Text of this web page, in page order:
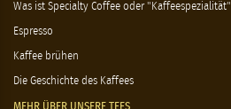
Was ist Specialty Coffee oder "Kaffeespezialität"
Espresso
Kaffee brühen
Die Geschichte des Kaffees